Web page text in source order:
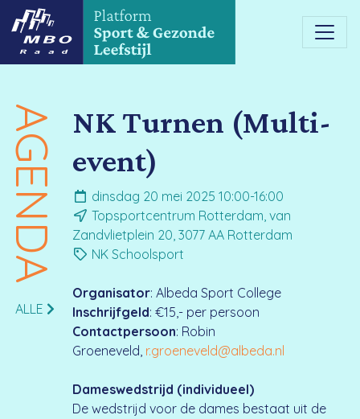
AGENDA
ALLE
NK Turnen (Multi-
event)
dinsdag 20 mei 2025 10:00-16:00
Topsportcentrum Rotterdam, van
Zandvlietplein 20, 3077 AA Rotterdam
NK Schoolsport
Organisator: Albeda Sport College
Inschrijfgeld: €15,- per persoon
Contactpersoon: Robin
Groeneveld, r.groeneveld@albeda.nl
Dameswedstrijd (individueel)
De wedstrijd voor de dames bestaat uit de